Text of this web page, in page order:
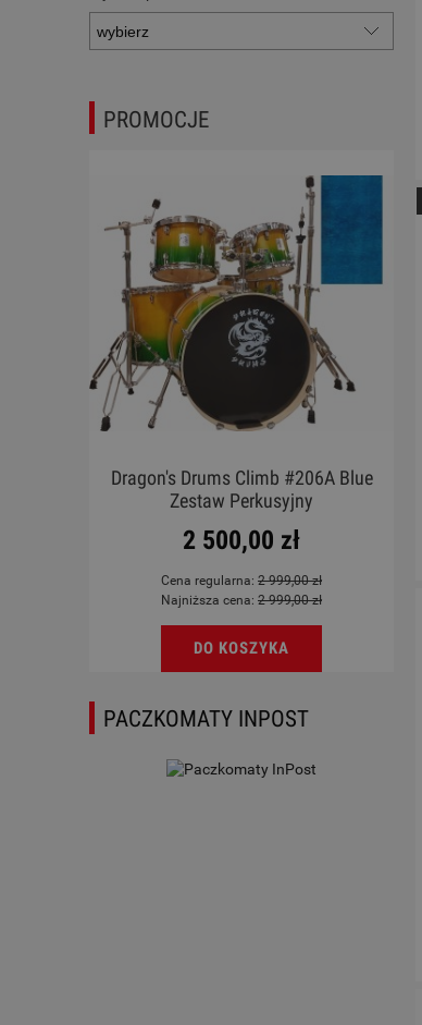
PROMOCJE
Dragon's Drums Climb #206A Blue
Zestaw Perkusyjny
2 500,00 zł
Cena regularna: 2 999,00 zł
Najniższa cena: 2 999,00 zł
DO KOSZYKA
PACZKOMATY INPOST